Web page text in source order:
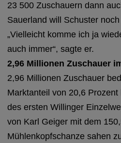
23 500 Zuschauern dann
Sauerland will Schuster
„Vielleicht komme ich ja
auch immer“, sagte er.
2,96 Millionen Zuschauer
2,96 Millionen Zuschauer
Marktanteil von 20,6
des ersten Willinger
von Karl Geiger mit dem
Mühlenkopfschanze sahen